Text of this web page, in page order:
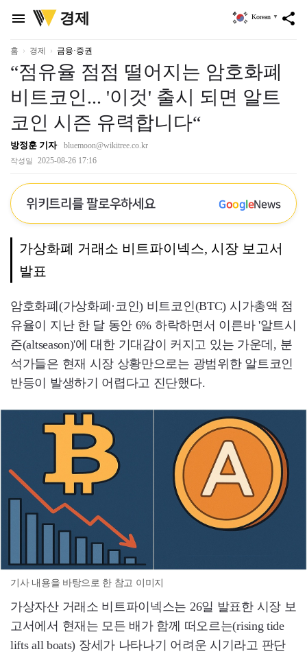
menu
위
키
리
경제 share
Korean ▼
홈 경제 금융·증권
“점유율 점점 떨어지는 암호화폐
비트코인... '이것' 출시 되면 알트
코인 시즌 유력합니다“
방정훈 기자 bluemoon@wikitree.co.kr
작성일 2025-08-26 17:16
위키트리를 팔로우하세요 GoogleNews
가상화폐 거래소 비트파이넥스, 시장 보고서
발표
암호화폐(가상화폐·코인) 비트코인(BTC) 시가총액 점
유율이 지난 한 달 동안 6% 하락하면서 이른바 '알트시
즌(altseason)'에 대한 기대감이 커지고 있는 가운데, 분
석가들은 현재 시장 상황만으로는 광범위한 알트코인
반등이 발생하기 어렵다고 진단했다.
기사 내용을 바탕으로 한 참고 이미지
가상자산 거래소 비트파이넥스는 26일 발표한 시장 보
고서에서 현재는 모든 배가 함께 떠오르는(rising tide
lifts all boats) 장세가 나타나기 어려운 시기라고 판단